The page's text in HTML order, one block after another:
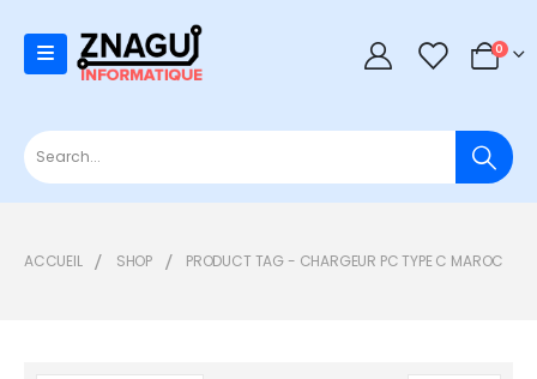
0 0
ACCUEIL SHOP PRODUCT TAG - CHARGEUR PC TYPE C MAROC